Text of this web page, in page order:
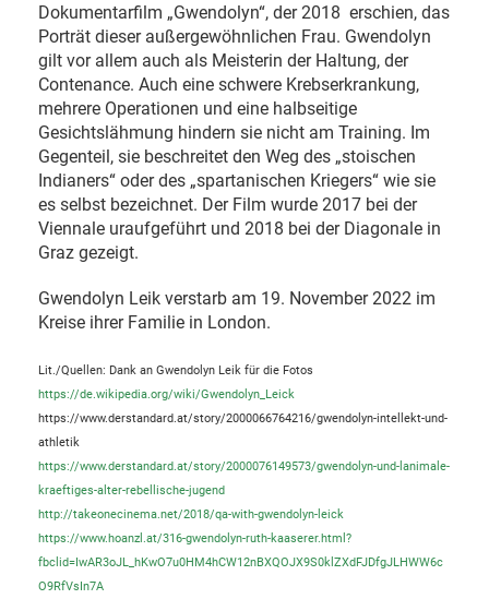
Dokumentarfilm „Gwendolyn“, der 2018 erschien, das
Porträt dieser außergewöhnlichen Frau. Gwendolyn
gilt vor allem auch als Meisterin der Haltung, der
Contenance. Auch eine schwere Krebserkrankung,
mehrere Operationen und eine halbseitige
Gesichtslähmung hindern sie nicht am Training. Im
Gegenteil, sie beschreitet den Weg des „stoischen
Indianers“ oder des „spartanischen Kriegers“ wie sie
es selbst bezeichnet. Der Film wurde 2017 bei der
Viennale uraufgeführt und 2018 bei der Diagonale in
Graz gezeigt.
Gwendolyn Leik verstarb am 19. November 2022 im
Kreise ihrer Familie in London.
Lit./Quellen: Dank an Gwendolyn Leik für die Fotos
https://de.wikipedia.org/wiki/Gwendolyn_Leick
https://www.derstandard.at/story/2000066764216/gwendolyn-intellekt-und-
athletik
https://www.derstandard.at/story/2000076149573/gwendolyn-und-lanimale-
kraeftiges-alter-rebellische-jugend
http://takeonecinema.net/2018/qa-with-gwendolyn-leick
https://www.hoanzl.at/316-gwendolyn-ruth-kaaserer.html?
fbclid=IwAR3oJL_hKwO7u0HM4hCW12nBXQOJX9S0klZXdFJDfgJLHWW6c
O9RfVsIn7A